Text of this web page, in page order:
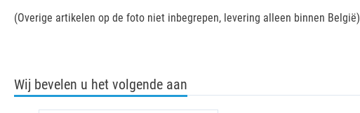
(Overige artikelen op de foto niet inbegrepen, levering alleen binnen België)
Wij bevelen u het volgende aan